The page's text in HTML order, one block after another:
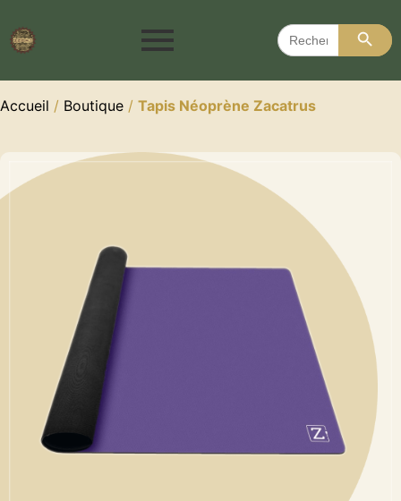
Search
for:
Search
Accueil / Boutique / Tapis Néoprène Zacatrus